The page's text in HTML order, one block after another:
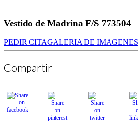
Vestido de Madrina F/S 773504
PEDIR CITAGALERIA DE IMAGENES
Compartir